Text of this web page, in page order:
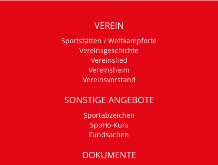
VEREIN
Sportstätten / Wettkampforte
Vereinsgeschichte
Vereinslied
Vereinsheim
Vereinsvorstand
SONSTIGE ANGEBOTE
Sportabzeichen
SpoHo-Kurs
Fundsachen
DOKUMENTE